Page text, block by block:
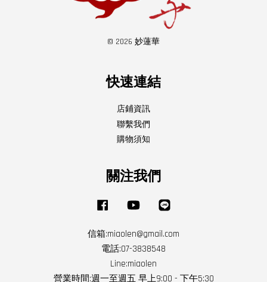
© 2026 妙蓮華
快速連結
店鋪資訊
聯繫我們
購物須知
關注我們
Facebook YouTube
信箱:miaolen@gmail.com
電話:07-3838548
Line:miaolen
營業時間:週一至週五 早上9:00 - 下午5:30